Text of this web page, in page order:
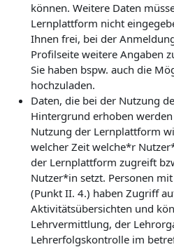
können. Weitere Daten
Lernplattform nicht
Ihnen frei, bei der
Profilseite weitere Angaben
Sie haben bspw. auch die
hochzuladen.
Daten, die bei der Nutzung
Hintergrund erhoben
Nutzung der Lernplattform
welcher Zeit welche*r
der Lernplattform zugreift
Nutzer*in setzt. Personen
(Punkt II. 4.) haben Zugriff
Aktivitätsübersichten und
Lehrvermittlung, der
Lehrerfolgskontrolle im